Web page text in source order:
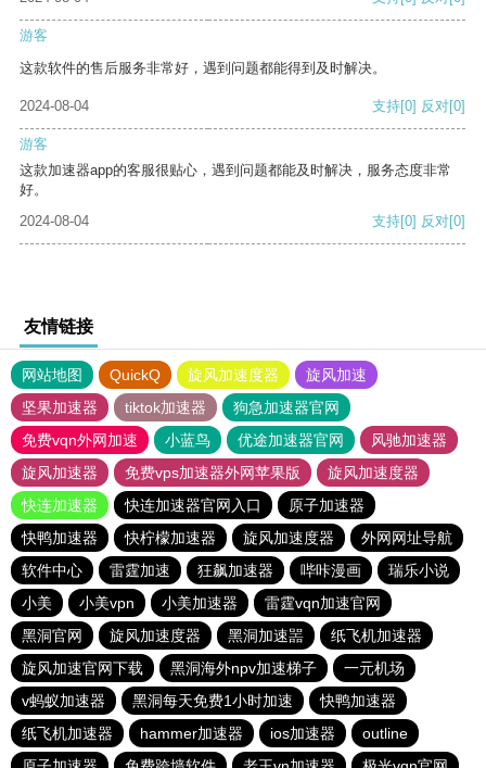
游客
这款软件的售后服务非常好，遇到问题都能得到及时解决。
2024-08-04 支持[0] 反对[0]
游客
这款加速器app的客服很贴心，遇到问题都能及时解决，服务态度非常
好。
2024-08-04
支持[0] 反对[0]
友情链接
网站地图 QuickQ 旋风加速度器
旋风加速
坚果加速器
tiktok加速器
狗急加速器官网
免费vqn外网加速
小蓝鸟 优途加速器官网
风驰加速器
旋风加速器
免费vps加速器外网苹果版
旋风加速度器
快连加速器
快连加速器官网入口
原子加速器
快鸭加速器
快柠檬加速器 旋风加速度器
外网网址导航
软件中心
雷霆加速 狂飙加速器 哔咔漫画
瑞乐小说
小美
小美vpn 小美加速器
雷霆vqn加速官网
黑洞官网
旋风加速度器 黑洞加速噐
纸飞机加速器
旋风加速官网下载
黑洞海外npv加速梯子
一元机场
v蚂蚁加速器
黑洞每天免费1小时加速
快鸭加速器
纸飞机加速器
hammer加速器 ios加速器
outline